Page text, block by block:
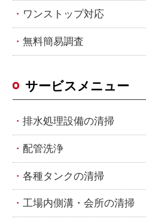
ワンストップ対応
無料簡易調査
サービスメニュー
排水処理設備の清掃
配管洗浄
各種タンクの清掃
工場内側溝・会所の清掃